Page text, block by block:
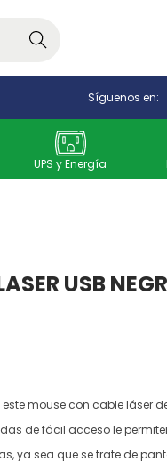
Buscar
Síguenos en:
UPS y Energía
USB
mouse con cable láser
de fácil acceso le
ya sea que se trate de